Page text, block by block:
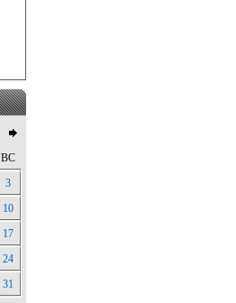
ВС
3
10
17
24
31